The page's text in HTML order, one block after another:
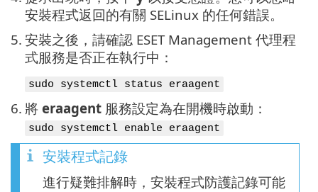
安裝程式返回的有關 SELinux 的任何錯誤。
5. 安裝之後，請確認 ESET Management 代理程
式服務是否正在執行中：
sudo systemctl status eraagent
6. 將 eraagent 服務設定為在開機時啟動：
sudo systemctl enable eraagent
安裝程式記錄
進行疑難排解時，安裝程式防護記錄可能